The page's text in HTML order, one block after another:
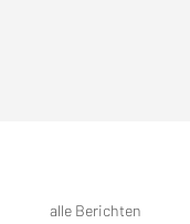
alle Berichten